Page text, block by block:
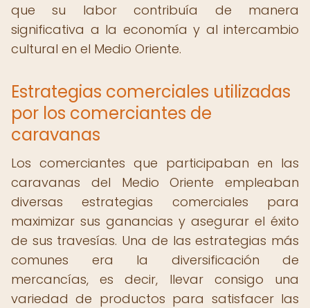
que su labor contribuía de manera
significativa a la economía y al intercambio
cultural en el Medio Oriente.
Estrategias comerciales utilizadas
por los comerciantes de
caravanas
Los comerciantes que participaban en las
caravanas del Medio Oriente empleaban
diversas estrategias comerciales para
maximizar sus ganancias y asegurar el éxito
de sus travesías. Una de las estrategias más
comunes era la diversificación de
mercancías, es decir, llevar consigo una
variedad de productos para satisfacer las